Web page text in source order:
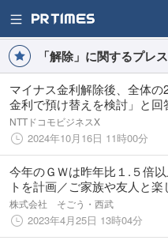
「解除」に関するプレ
マイナス金利解除後、全体の
金利で預け替えを検討」と
昇により預金移動が活発化す
かに
NTTドコモビジネスX
2024年10月16日 11時00分
今年のＧＷは昨年比１.５倍
トを計画／ご家族や友人と
を開催
株式会社 そごう・西武
2023年4月25日 13時04分